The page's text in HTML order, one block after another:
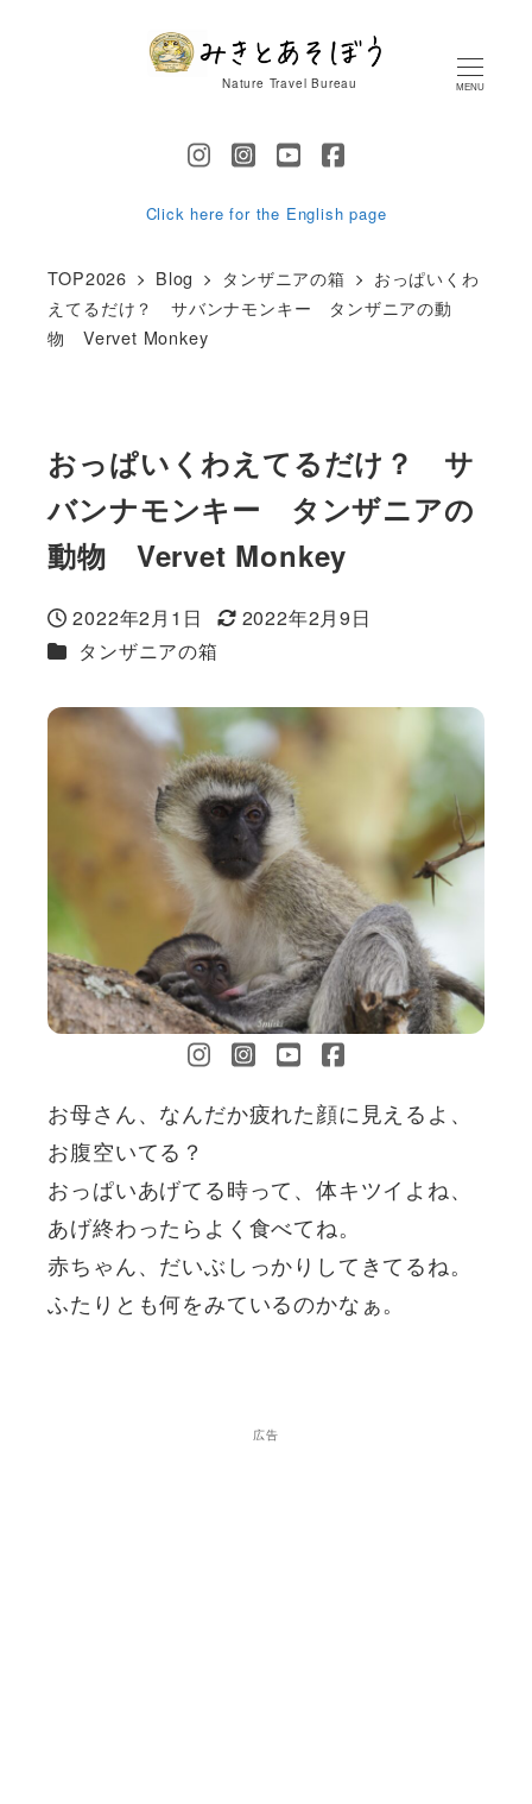
Nature Travel Bureau MENU
Click here for the English page
TOP2026 Blog タンザニアの箱
おっぱいくわ
えてるだけ？ サバンナモンキー タンザニアの動
物 Vervet Monkey
おっぱいくわえてるだけ？ サ
バンナモンキー タンザニアの
動物 Vervet Monkey
投稿日
2022年2月1日
更新日
2022年2月9日
カテゴリー
タンザニアの箱
お母さん、なんだか疲れた顔に見えるよ、
お腹空いてる？
おっぱいあげてる時って、体キツイよね、
あげ終わったらよく食べてね。
赤ちゃん、だいぶしっかりしてきてるね。
ふたりとも何をみているのかなぁ。
広告